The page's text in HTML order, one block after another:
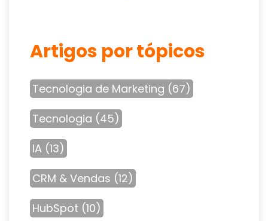
Artigos por tópicos
Tecnologia de Marketing (67)
Tecnologia (45)
IA (13)
CRM & Vendas (12)
HubSpot (10)